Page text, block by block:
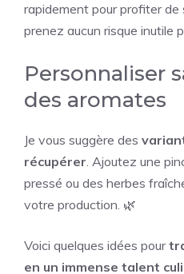
rapidement pour profiter de
prenez aucun risque inutile
Personnaliser
des aromates
Je vous suggère des
récupérer. Ajoutez une
pressé ou des herbes
votre production. 🌿
Voici quelques idées pour
en un immense talent